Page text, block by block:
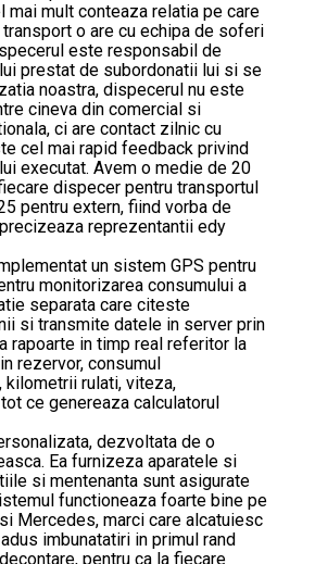
mai mult conteaza relatia pe care
o are cu echipa de soferi
este responsabil de
prestat de subordonatii lui si se
noastra, dispecerul nu este
cineva din comercial si
ci are contact zilnic cu
cel mai rapid feedback privind
executat. Avem o medie de 20
dispecer pentru transportul
pentru extern, fiind vorba de
reprezentantii edy
un sistem GPS pentru
monitorizarea consumului a
separata care citeste
si transmite datele in server prin
rapoarte in timp real referitor la
rezervor, consumul
kilometrii rulati, viteza,
ce genereaza calculatorul
dezvoltata de o
Ea furnizeza aparatele si
si mentenanta sunt asigurate
functioneaza foarte bine pe
Mercedes, marci care alcatuiesc
imbunatatiri in primul rand
pentru ca la fiecare